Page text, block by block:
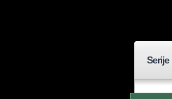
Serije